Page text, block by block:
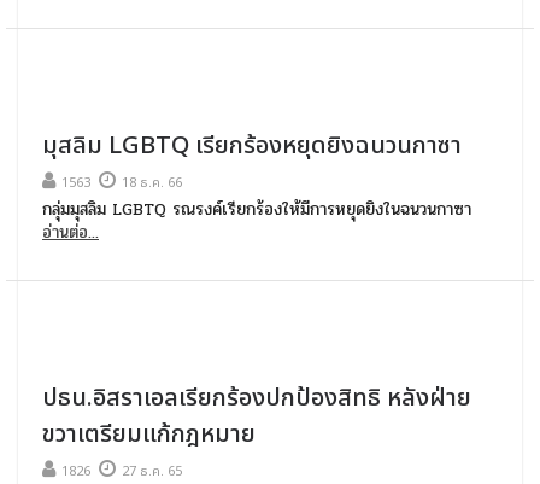
มุสลิม LGBTQ เรียกร้องหยุดยิงฉนวนกาซา
1563 18 ธ.ค. 66
กลุ่มมุสลิม LGBTQ รณรงค์เรียกร้องให้มีการหยุดยิงในฉนวนกาซา
อ่านต่อ...
ปธน.อิสราเอลเรียกร้องปกป้องสิทธิ หลังฝ่าย
ขวาเตรียมแก้กฎหมาย
1826 27 ธ.ค. 65